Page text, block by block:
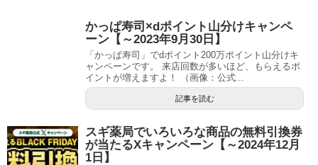
かっぱ寿司×dポイント山分けキャンペ
ーン【～2023年9月30日】
「かっぱ寿司」でdポイント200万ポイント山分けキ
ャンペーンです。 来店回数が多いほど、もらえるポ
イントが増えますよ！ （画像：公式...
記事を読む
スギ薬局でいろいろな商品の無料引換券
が当たるXキャンペーン【～2024年12月
1日】